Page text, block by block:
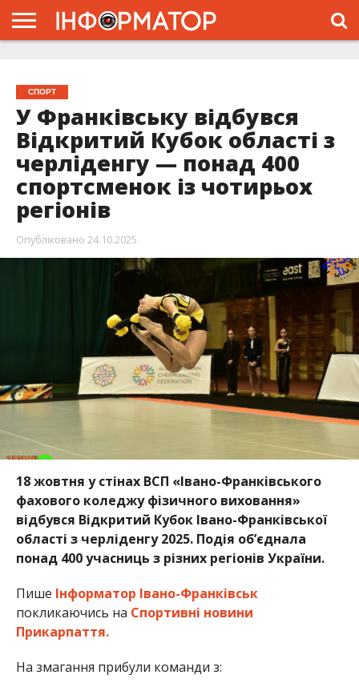
СПОРТ
У Франківську відбувся
Відкритий Кубок області з
черліденгу — понад 400
спортсменок із чотирьох
регіонів
Опубліковано 24.10.2025
18 жовтня у стінах ВСП «Івано-Франківського
фахового коледжу фізичного виховання»
відбувся Відкритий Кубок Івано-Франківської
області з черліденгу 2025. Подія об’єднала
понад 400 учасниць з різних регіонів України.
Пише Інформатор Івано-Франківськ
покликаючись на Спортивні новини
Прикарпаття.
На змагання прибули команди з: